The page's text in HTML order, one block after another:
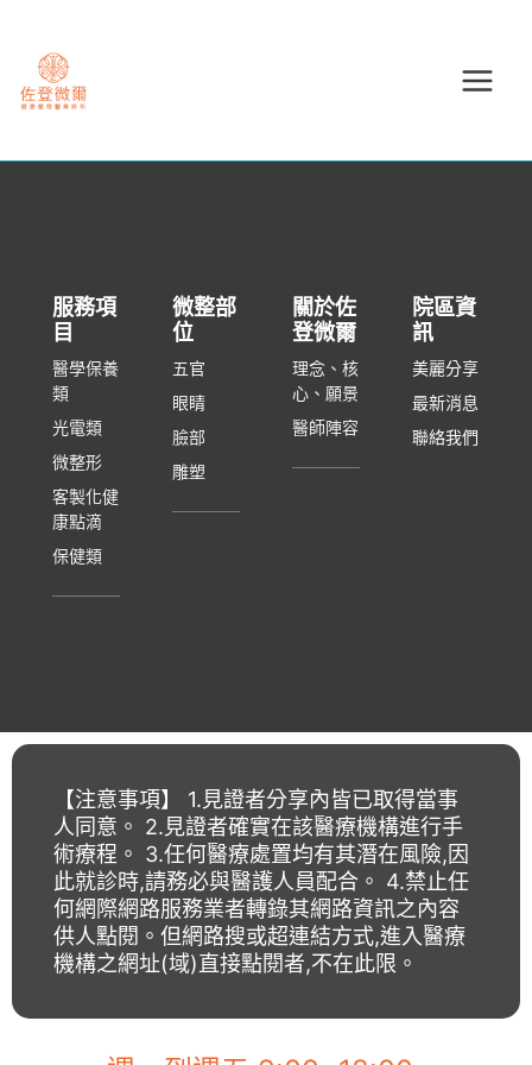
容
服務項
目
醫學保養
類
光電類
微整形
客製化健
康點滴
保健類
微整部
位
五官
眼睛
臉部
雕塑
關於佐
登微爾
理念、核
心、願景
醫師陣容
院區資
訊
美麗分享
最新消息
聯絡我們
【注意事項】 1.見證者分享內皆已取得當事
人同意。 2.見證者確實在該醫療機構進行手
術療程。 3.任何醫療處置均有其潛在風險,因
此就診時,請務必與醫護人員配合。 4.禁止任
何網際網路服務業者轉錄其網路資訊之內容
供人點閱。但網路搜或超連結方式,進入醫療
機構之網址(域)直接點閱者,不在此限。